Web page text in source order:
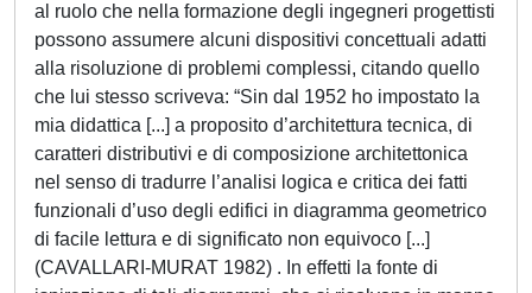
al ruolo che nella formazione degli ingegneri progettisti
possono assumere alcuni dispositivi concettuali adatti
alla risoluzione di problemi complessi, citando quello
che lui stesso scriveva: “Sin dal 1952 ho impostato la
mia didattica [...] a proposito d’architettura tecnica, di
caratteri distributivi e di composizione architettonica
nel senso di tradurre l’analisi logica e critica dei fatti
funzionali d’uso degli edifici in diagramma geometrico
di facile lettura e di significato non equivoco [...]
(CAVALLARI-MURAT 1982) . In effetti la fonte di